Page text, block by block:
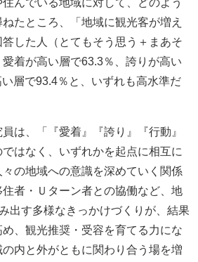
んでいる地域に対して、どのよう
たところ、「地域に観光客が増え
した人（とてもそう思う＋まあそ
着が高い層で63.3％、誇りが高い
層で93.4％と、いずれも高水準だ
は、「『愛着』『誇り』『行動』
はなく、いずれかを起点に相互に
の地域への意識を深めていく関係
者・Ｕターン者との協働など、地
出す多様なきっかけづくりが、結果
、観光推奨・受容を育てる力にな
内と外がともに関わり合う場を増